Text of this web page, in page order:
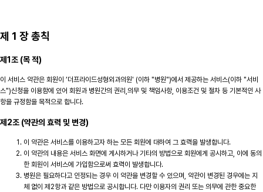
제 1 장 총칙
제1조 (목 적)
이 서비스 약관은 회원이 ‘더프라이드성형외과의원' (이하 "병원")에서 제공하는 서비스(이하 "서비
스")신청을 이용함에 있어 회원과 병원간의 권리,의무 및 책임사항, 이용조건 및 절차 등 기본적인 사
항을 규정함을 목적으로 합니다.
제2조 (약관의 효력 및 변경)
이 약관은 서비스를 이용하고자 하는 모든 회원에 대하여 그 효력을 발생합니다.
이 약관의 내용은 서비스 화면에 게시하거나 기타의 방법으로 회원에게 공시하고, 이에 동의
한 회원이 서비스에 가입함으로써 효력이 발생합니다.
병원은 필요하다고 인정되는 경우 이 약관을 변경할 수 있으며, 약관이 변경된 경우에는 지
체 없이 제2항과 같은 방법으로 공시합니다. 다만 이용자의 권리 또는 의무에 관한 중요한